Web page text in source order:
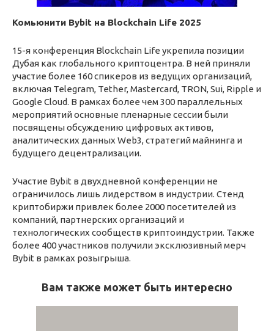
Комьюнити Bybit на Blockchain Life 2025
15-я конференция Blockchain Life укрепила позиции
Дубая как глобального криптоцентра. В ней приняли
участие более 160 спикеров из ведущих организаций,
включая Telegram, Tether, Mastercard, TRON, Sui, Ripple и
Google Cloud. В рамках более чем 300 параллельных
мероприятий основные пленарные сессии были
посвящены обсуждению цифровых активов,
аналитических данных Web3, стратегий майнинга и
будущего децентрализации.
Участие Bybit в двухдневной конференции не
ограничилось лишь лидерством в индустрии. Стенд
криптобиржи привлек более 2000 посетителей из
компаний, партнерских организаций и
технологических сообществ криптоиндустрии. Также
более 400 участников получили эксклюзивный мерч
Bybit в рамках розыгрыша.
Вам также может быть интересно